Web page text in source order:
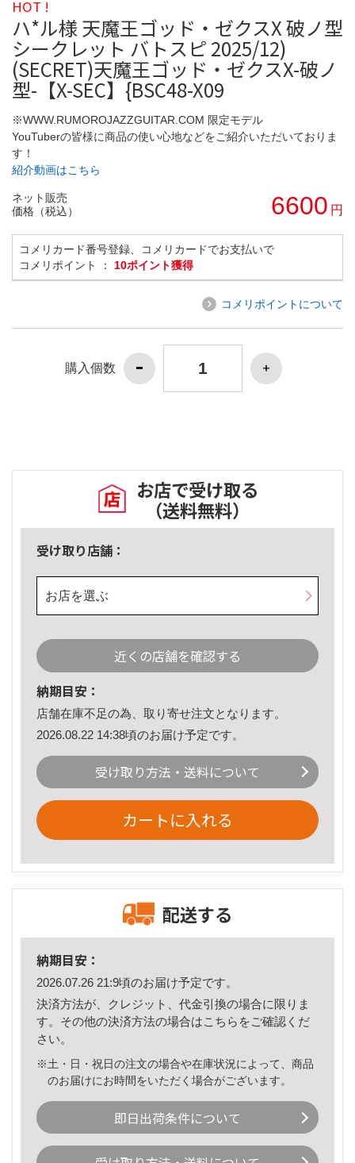
HOT !
ハ*ル様 天魔王ゴッド・ゼクスX 破ノ型
シークレット バトスピ 2025/12)
(SECRET)天魔王ゴッド・ゼクスX-破ノ
型-【X-SEC】{BSC48-X09
※WWW.RUMOROJAZZGUITAR.COM 限定モデル
YouTuberの皆様に商品の使い心地などをご紹介いただいておりま
す！
紹介動画はこちら
ネット販売
価格（税込）
6600 円
コメリカード番号登録、コメリカードでお支払いで
コメリポイント ： 10ポイント獲得
コメリポイントについて
購入個数
お店で受け取る
（送料無料）
受け取り店舗：
お店を選ぶ
近くの店舗を確認する
納期目安：
店舗在庫不足の為、取り寄せ注文となります。
2026.08.22 14:38頃のお届け予定です。
受け取り方法・送料について
カートに入れる
配送する
納期目安：
2026.07.26 21:9頃のお届け予定です。
決済方法が、クレジット、代金引換の場合に限りま
す。その他の決済方法の場合はこちら をご確認くだ
さい。
※土・日・祝日の注文の場合や在庫状況によって、商品
のお届けにお時間をいただく場合がございます。
即日出荷条件について